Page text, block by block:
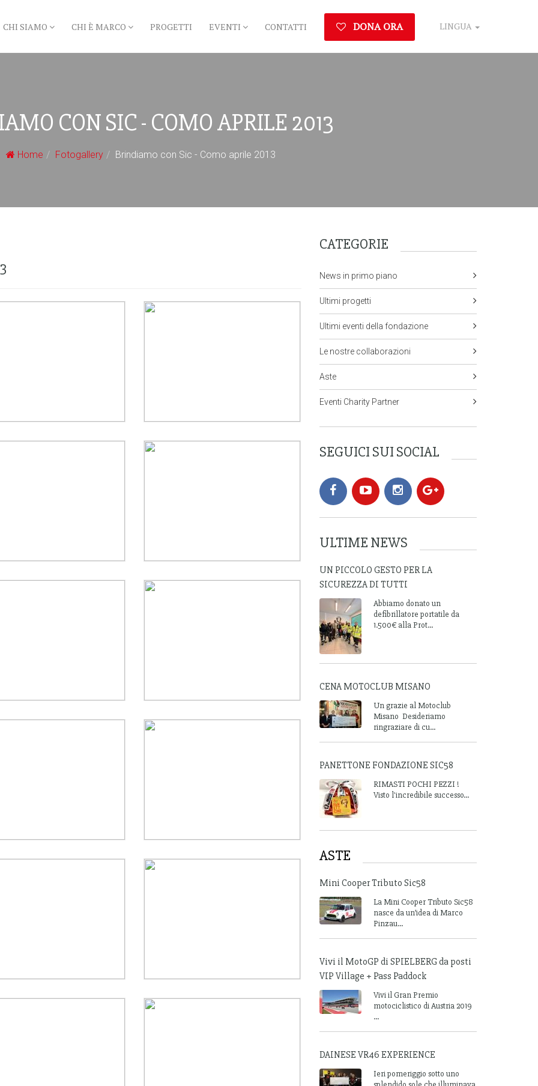
CHI SIAMO CHI È MARCO PROGETTI EVENTI CONTATTI DONA ORA LINGUA
CON SIC - COMO APRILE 2013
Home Fotogallery Brindiamo con Sic - Como aprile 2013
CATEGORIE
News in primo piano
Ultimi progetti
Ultimi eventi della fondazione
Le nostre collaborazioni
Aste
Eventi Charity Partner
SEGUICI SUI SOCIAL
ULTIME NEWS
UN PICCOLO GESTO PER LA
SICUREZZA DI TUTTI
Abbiamo donato un
defibrillatore portatile da
1.500€ alla Prot...
CENA MOTOCLUB MISANO
Un grazie al Motoclub
Misano Desideriamo
ringraziare di cu...
PANETTONE FONDAZIONE SIC58
RIMASTI POCHI PEZZI !
Visto l'incredibile successo...
ASTE
Mini Cooper Tributo Sic58
La Mini Cooper Tributo Sic58
nasce da un’idea di Marco
Pinzau...
Vivi il MotoGP di SPIELBERG da posti
VIP Village + Pass Paddock
Vivi il Gran Premio
motociclistico di Austria 2019
...
DAINESE VR46 EXPERIENCE
Ieri pomeriggio sotto uno